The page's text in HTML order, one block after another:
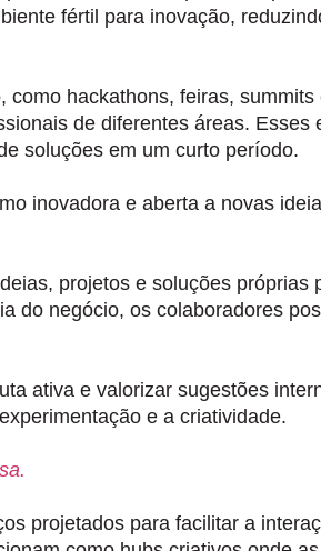
fértil para inovação,
como hackathons, feiras,
de diferentes áreas.
soluções em um curto período.
inovadora e aberta a novas
projetos e soluções
do negócio, os colaboradores
ativa e valorizar sugestões
e a criatividade.
projetados para facilitar a